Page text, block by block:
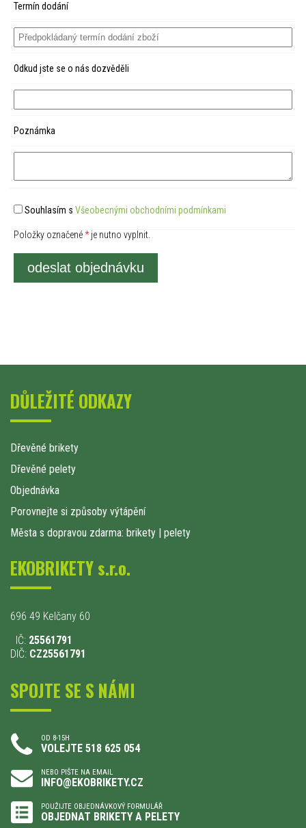
Termín dodání
Odkud jste se o nás dozvěděli
Poznámka
Souhlasím s Všeobecnými obchodními podmínkami
Položky označené*je nutno vyplnit.
odeslat objednávku
DŮLEŽITÉ ODKAZY
Dřevěné brikety
Dřevěné pelety
Objednávka
Porovnejte si způsoby výtápění
Města s dopravou zdarma: brikety | pelety
EKOBRIKETY s.r.o.
696 49 Kelčany 60
IČ: 25561791
DIČ: CZ25561791
SPOJTE SE S NÁMI
OD 8-15H
VOLEJTE 518 625 054
NEBO PIŠTE NA EMAIL
INFO@EKOBRIKETY.CZ
POUŽIJTE OBJEDNÁVKOVÝ FORMULÁŘ
OBJEDNAT BRIKETY A PELETY